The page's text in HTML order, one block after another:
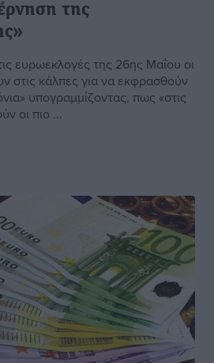
της
ευρωεκλογές της 26ης Μαΐου οι
στις κάλπες για να εκφρασθούν
υπογραμμίζοντας, πως «στις
οι πιο ...